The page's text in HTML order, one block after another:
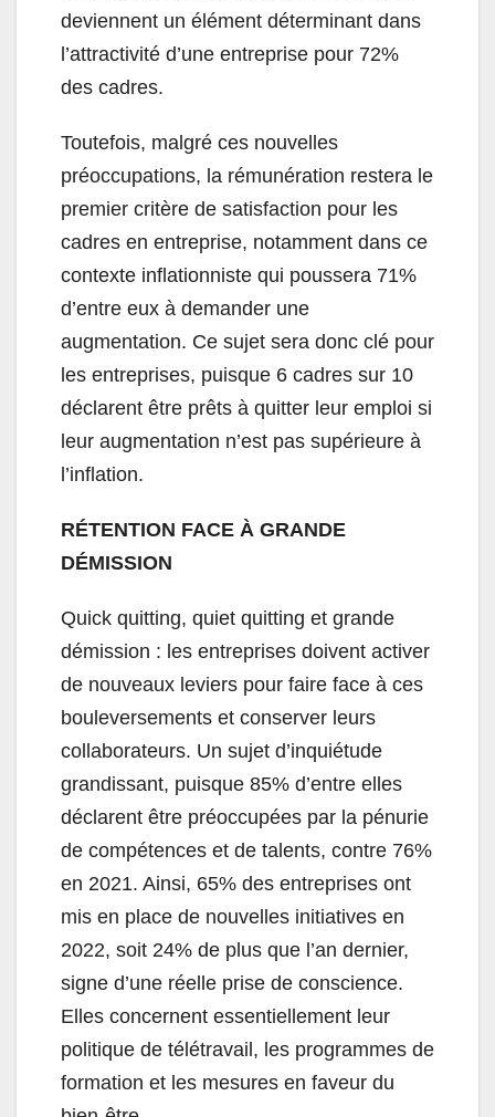
deviennent un élément déterminant dans
l’attractivité d’une entreprise pour 72%
des cadres.
Toutefois, malgré ces nouvelles
préoccupations, la rémunération restera le
premier critère de satisfaction pour les
cadres en entreprise, notamment dans ce
contexte inflationniste qui poussera 71%
d’entre eux à demander une
augmentation. Ce sujet sera donc clé pour
les entreprises, puisque 6 cadres sur 10
déclarent être prêts à quitter leur emploi si
leur augmentation n’est pas supérieure à
l’inflation.
RÉTENTION FACE À GRANDE
DÉMISSION
Quick quitting, quiet quitting et grande
démission : les entreprises doivent activer
de nouveaux leviers pour faire face à ces
bouleversements et conserver leurs
collaborateurs. Un sujet d’inquiétude
grandissant, puisque 85% d’entre elles
déclarent être préoccupées par la pénurie
de compétences et de talents, contre 76%
en 2021. Ainsi, 65% des entreprises ont
mis en place de nouvelles initiatives en
2022, soit 24% de plus que l’an dernier,
signe d’une réelle prise de conscience.
Elles concernent essentiellement leur
politique de télétravail, les programmes de
formation et les mesures en faveur du